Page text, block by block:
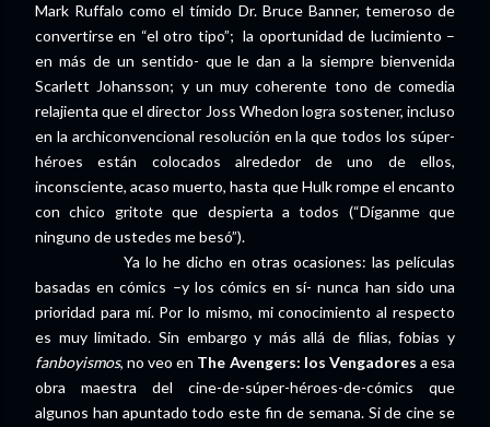
Mark Ruffalo como el tímido Dr. Bruce Banner, temeroso de
convertirse en “el otro tipo”; la oportunidad de lucimiento –
en más de un sentido- que le dan a la siempre bienvenida
Scarlett Johansson; y un muy coherente tono de comedia
relajienta que el director Joss Whedon logra sostener, incluso
en la archiconvencional resolución en la que todos los súper-
héroes están colocados alrededor de uno de ellos,
inconsciente, acaso muerto, hasta que Hulk rompe el encanto
con chico gritote que despierta a todos (“Díganme que
ninguno de ustedes me besó”).
Ya lo he dicho en otras ocasiones: las películas
basadas en cómics –y los cómics en sí- nunca han sido una
prioridad para mí. Por lo mismo, mi conocimiento al respecto
es muy limitado. Sin embargo y más allá de filias, fobias y
fanboyismos, no veo en The Avengers: los Vengadores a esa
obra maestra del cine-de-súper-héroes-de-cómics que
algunos han apuntado todo este fin de semana. Si de cine se